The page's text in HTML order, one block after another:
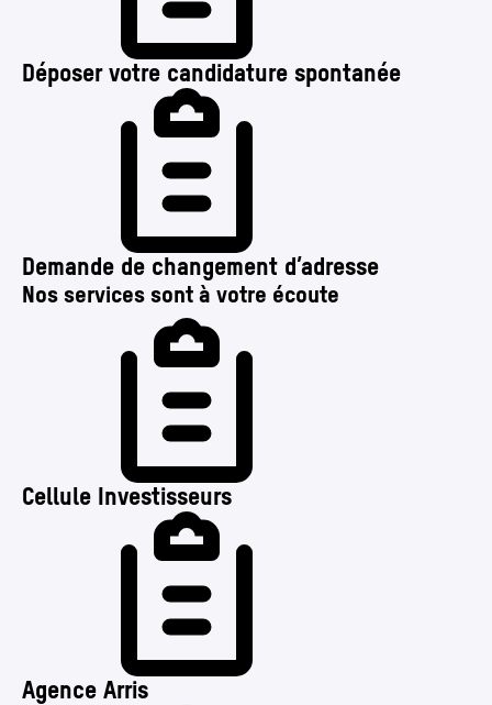
Déposer votre candidature spontanée
Demande de changement d’adresse
Nos services sont à votre écoute
Cellule Investisseurs
Agence Arris